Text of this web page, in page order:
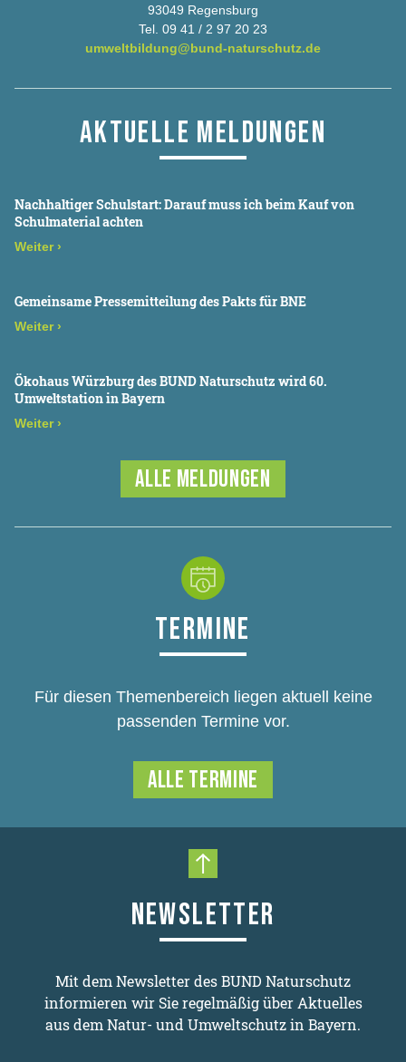
93049 Regensburg
Tel. 09 41 / 2 97 20 23
umweltbildung@bund-naturschutz.de
AKTUELLE MELDUNGEN
Nachhaltiger Schulstart: Darauf muss ich beim Kauf von
Schulmaterial achten
Weiter ›
Gemeinsame Pressemitteilung des Pakts für BNE
Weiter ›
Ökohaus Würzburg des BUND Naturschutz wird 60.
Umweltstation in Bayern
Weiter ›
ALLE MELDUNGEN
TERMINE
Für diesen Themenbereich liegen aktuell keine
passenden Termine vor.
ALLE TERMINE
Nach oben scrollen
NEWSLETTER
Mit dem Newsletter des BUND Naturschutz
informieren wir Sie regelmäßig über Aktuelles
aus dem Natur- und Umweltschutz in Bayern.